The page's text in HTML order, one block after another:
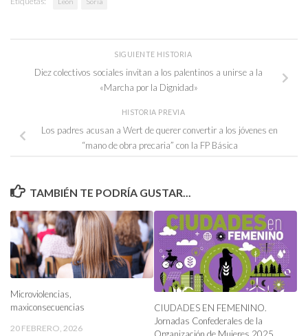
León Soria
SIGUIENTE HISTORIA
Diez colectivos sociales invitan a los palentinos a unirse a la
«Marcha por la Dignidad»
HISTORIA PREVIA
Los padres acusan a Wert de querer convertir a los jóvenes en
“mano de obra precaria” con la FP Básica
TAMBIÉN TE PODRÍA GUSTAR...
Microviolencias,
maxiconsecuencias
20 FEBRERO, 2026
CIUDADES EN FEMENINO.
Jornadas Confederales de la